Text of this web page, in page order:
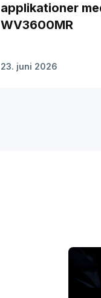
applikationer
WV3600MR
23. juni 2026